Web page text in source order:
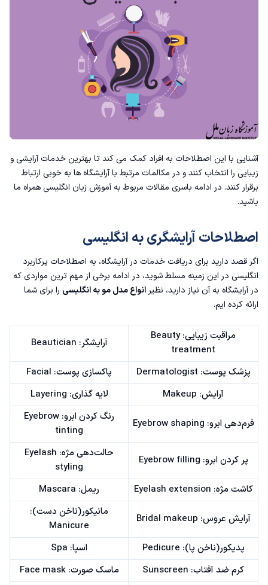
آشنایی با این اصطلاحات به افراد کمک می کند تا بهترین خدمات آرایشی و
زیبایی را انتخاب کنند و در مکالمات مرتبط با آرایشگاه ها به خوبی ارتباط
برقرار کنند. در ادامه باسری مقالات مربوط به آموزش زبان انگلیسی همراه ما
باشید.
اصطلاحات آرایشگری به انگلیسی
اگر قصد دارید برای دریافت خدمات در آرایشگاه، به اصطلاحات پرکاربرد
انگلیسی در این زمینه مسلط شوید، در ادامه برخی از مهم ترین مواردی که
در آرایشگاه به آن نیاز دارید، نظیر انواع مدل مو به انگلیسی را برای شما
ارائه کرده ایم.
مراقبت زیبایی: Beauty
treatment
آرایشگر: Beautician
پزشک پوست: Dermatologist
پاکسازی پوست: Facial
آرایش: Makeup
لایه گذاری: Layering
فرم‌دهی ابرو: Eyebrow shaping
رنگ کردن ابرو: Eyebrow
tinting
پر کردن ابرو: Eyebrow filling
حالت‌دهی مژه: Eyelash
styling
کاشت مژه: Eyelash extension
ریمل: Mascara
آرایش عروس: Bridal makeup
مانیکور(ناخن دست):
Manicure
پدیکور(ناخن پا): Pedicure
اسپا: Spa
کرم ضد آفتاب: Sunscreen
ماسک صورت: Face mask